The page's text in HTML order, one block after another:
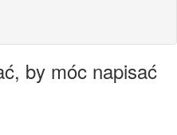
by móc napisać